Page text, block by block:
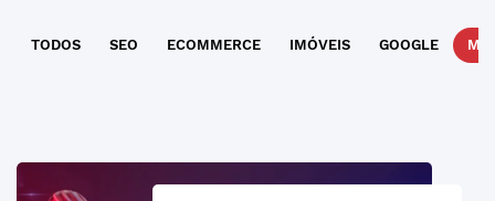
TODOS SEO ECOMMERCE IMÓVEIS GOOGLE